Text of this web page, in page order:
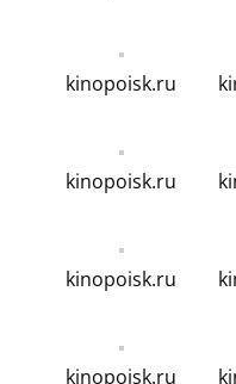
kinopoisk.ru
kinopoisk.ru
kinopoisk.ru
kinopoisk.ru